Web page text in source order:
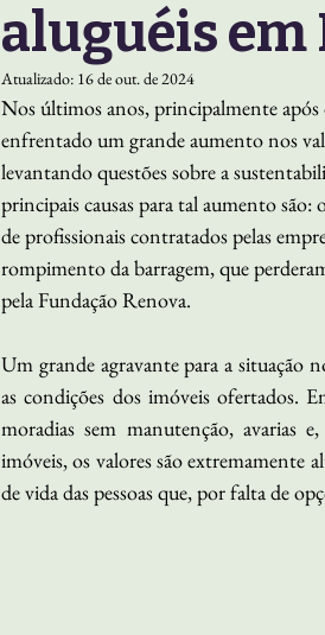
aluguéis em
Atualizado: 16 de out. de 2024
Nos últimos anos, principalmente
enfrentado um grande aumento nos
levantando questões sobre a
principais causas para tal aumento
de profissionais contratados pelas
rompimento da barragem, que
pela Fundação Renova.
Um grande agravante para a situação
as condições dos imóveis ofertados.
moradias sem manutenção, avarias
imóveis, os valores são extremamente
de vida das pessoas que, por falta de